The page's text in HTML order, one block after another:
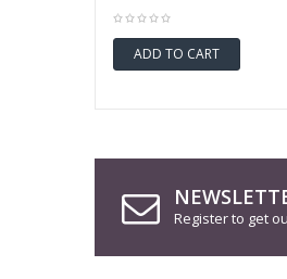
ADD TO CART
Register to get